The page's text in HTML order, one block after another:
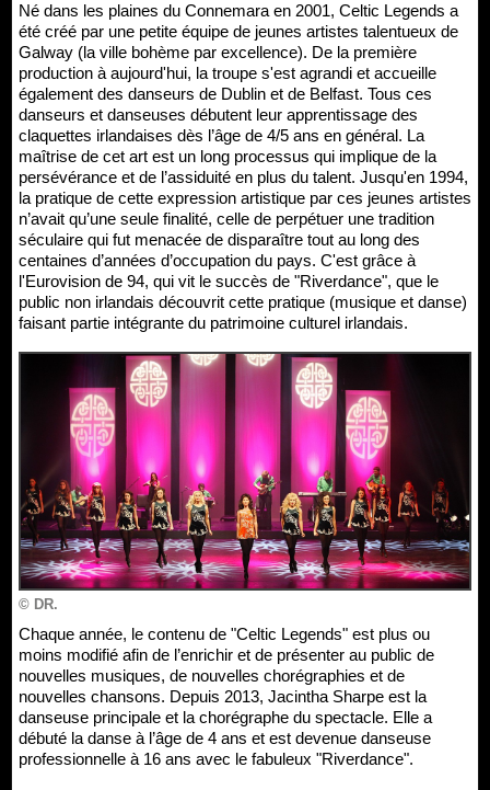
Né dans les plaines du Connemara en 2001, Celtic Legends a
été créé par une petite équipe de jeunes artistes talentueux de
Galway (la ville bohème par excellence). De la première
production à aujourd'hui, la troupe s'est agrandi et accueille
également des danseurs de Dublin et de Belfast. Tous ces
danseurs et danseuses débutent leur apprentissage des
claquettes irlandaises dès l’âge de 4/5 ans en général. La
maîtrise de cet art est un long processus qui implique de la
persévérance et de l’assiduité en plus du talent. Jusqu'en 1994,
la pratique de cette expression artistique par ces jeunes artistes
n’avait qu’une seule finalité, celle de perpétuer une tradition
séculaire qui fut menacée de disparaître tout au long des
centaines d’années d’occupation du pays. C'est grâce à
l'Eurovision de 94, qui vit le succès de "Riverdance", que le
public non irlandais découvrit cette pratique (musique et danse)
faisant partie intégrante du patrimoine culturel irlandais.
© DR.
Chaque année, le contenu de "Celtic Legends" est plus ou
moins modifié afin de l’enrichir et de présenter au public de
nouvelles musiques, de nouvelles chorégraphies et de
nouvelles chansons. Depuis 2013, Jacintha Sharpe est la
danseuse principale et la chorégraphe du spectacle. Elle a
débuté la danse à l’âge de 4 ans et est devenue danseuse
professionnelle à 16 ans avec le fabuleux "Riverdance".